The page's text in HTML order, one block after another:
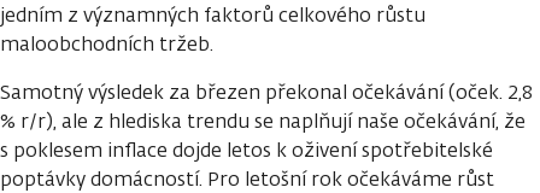
jedním z významných faktorů celkového růstu
maloobchodních tržeb.
Samotný výsledek za březen překonal očekávání (oček. 2,8
% r/r), ale z hlediska trendu se naplňují naše očekávání, že
s poklesem inflace dojde letos k oživení spotřebitelské
poptávky domácností. Pro letošní rok očekáváme růst